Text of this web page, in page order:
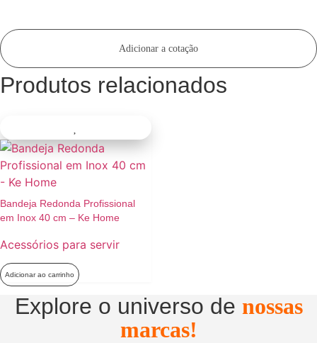
Adicionar a cotação
Produtos relacionados
Bandeja Redonda Profissional
em Inox 40 cm – Ke Home
Acessórios para servir
Adicionar ao carrinho
Explore o universo de nossas
marcas!